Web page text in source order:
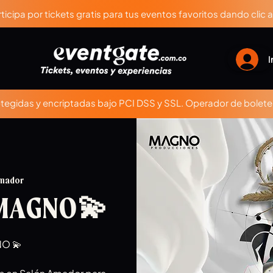
por tickets gratis para tus eventos favoritos dando clic
y encriptadas bajo PCI DSS y SSL. Operador de
💫